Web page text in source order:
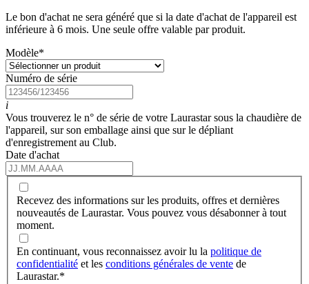
Le bon d'achat ne sera généré que si la date d'achat de l'appareil est
inférieure à 6 mois. Une seule offre valable par produit.
Modèle*
Numéro de série
i
Vous trouverez le n° de série de votre Laurastar sous la chaudière de
l'appareil, sur son emballage ainsi que sur le dépliant
d'enregistrement au Club.
Date d'achat
Recevez des informations sur les produits, offres et dernières
nouveautés de Laurastar. Vous pouvez vous désabonner à tout
moment.
En continuant, vous reconnaissez avoir lu la politique de
confidentialité et les conditions générales de vente de
Laurastar.*